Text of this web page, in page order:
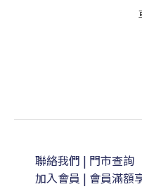
聯絡我們 | 門市查詢
加入會員 | 會員滿額